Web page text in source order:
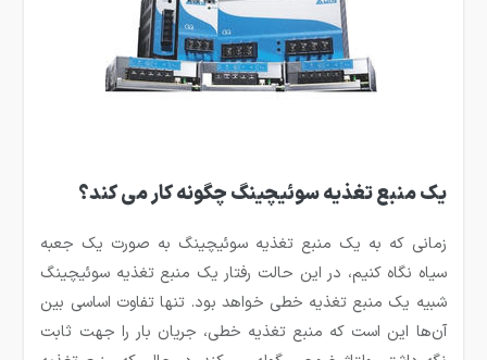
یک منبع تغذیه سوئیچینگ چگونه کار می کند؟
زمانی که به یک منبع تغذیه سوئیچینگ به صورت یک جعبه
سیاه نگاه کنیم، در این حالت رفتار یک منبع تغذیه سوئیچینگ
شبیه یک منبع تغذیه خطی خواهد بود. تنها تفاوت اساسی بین
آن‌ها این است که منبع تغذیه خطی، جریان بار را جهت ثابت